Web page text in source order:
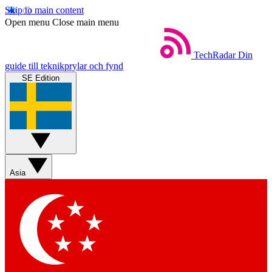
Skip to main content
Open menu Close main menu
TechRadar Din
guide till teknikprylar och fynd
SE Edition
Asia